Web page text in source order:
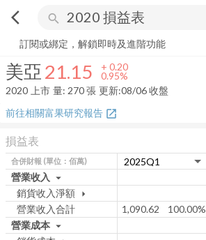
arrow_back_ios search
美亞 21.15+ 0.95%
訂閱或綁定，解鎖即時及進階功能
美亞 21.15 + 0.20
0.95%
2020 上市 量: 270張 更新:08/06 收盤
前往相關富果研究報告 open_in_new
損益表
合併財報 (單位：佰萬)
營業收入 arrow_drop_down
銷貨收入淨額 arrow_drop_down
營業收入合計 1,090.62 100.00%
營業成本 arrow_drop_down